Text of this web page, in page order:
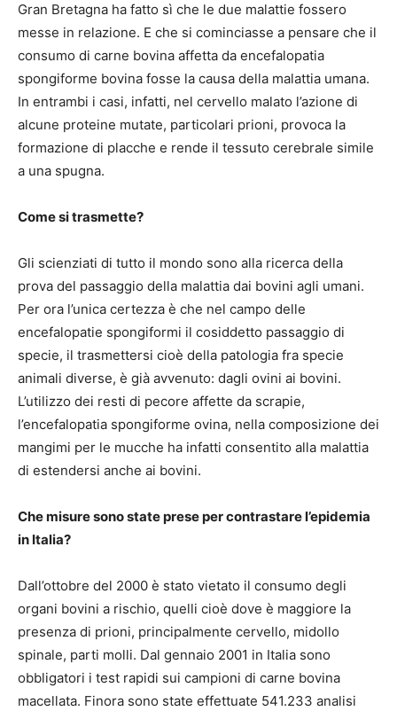
Gran Bretagna ha fatto sì che le due malattie fossero
messe in relazione. E che si cominciasse a pensare che il
consumo di carne bovina affetta da encefalopatia
spongiforme bovina fosse la causa della malattia umana.
In entrambi i casi, infatti, nel cervello malato l’azione di
alcune proteine mutate, particolari prioni, provoca la
formazione di placche e rende il tessuto cerebrale simile
a una spugna.
Come si trasmette?
Gli scienziati di tutto il mondo sono alla ricerca della
prova del passaggio della malattia dai bovini agli umani.
Per ora l’unica certezza è che nel campo delle
encefalopatie spongiformi il cosiddetto passaggio di
specie, il trasmettersi cioè della patologia fra specie
animali diverse, è già avvenuto: dagli ovini ai bovini.
L’utilizzo dei resti di pecore affette da scrapie,
l’encefalopatia spongiforme ovina, nella composizione dei
mangimi per le mucche ha infatti consentito alla malattia
di estendersi anche ai bovini.
Che misure sono state prese per contrastare l’epidemia
in Italia?
Dall’ottobre del 2000 è stato vietato il consumo degli
organi bovini a rischio, quelli cioè dove è maggiore la
presenza di prioni, principalmente cervello, midollo
spinale, parti molli. Dal gennaio 2001 in Italia sono
obbligatori i test rapidi sui campioni di carne bovina
macellata. Finora sono state effettuate 541.233 analisi